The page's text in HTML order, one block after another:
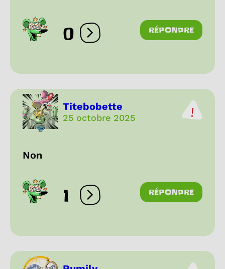
0 Ouvrir les réactions
RÉPONDRE
Titebobette
25 octobre 2025
Non
1 Ouvrir les réactions
RÉPONDRE